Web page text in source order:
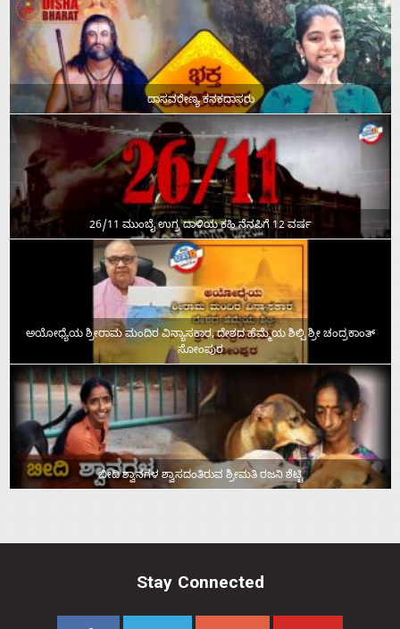
ದಾಸವರೇಣ್ಯ ಕನಕದಾಸರು
26/11 ಮುಂಬೈ ಉಗ್ರ ದಾಳಿಯ ಕಹಿ ನೆನಪಿಗೆ 12 ವರ್ಷ
ಅಯೋಧ್ಯೆಯ ಶ್ರೀರಾಮ ಮಂದಿರ ವಿನ್ಯಾಸಕಾರ, ದೇಶದ ಹೆಮ್ಮೆಯ ಶಿಲ್ಪಿ ಶ್ರೀ ಚಂದ್ರಕಾಂತ್‌
ಸೋಂಪುರ
ಬೀದಿ ಶ್ವಾನಗಳ ಶ್ವಾಸದಂತಿರುವ ಶ್ರೀಮತಿ ರಜನಿ ಶೆಟ್ಟಿ
Stay Connected